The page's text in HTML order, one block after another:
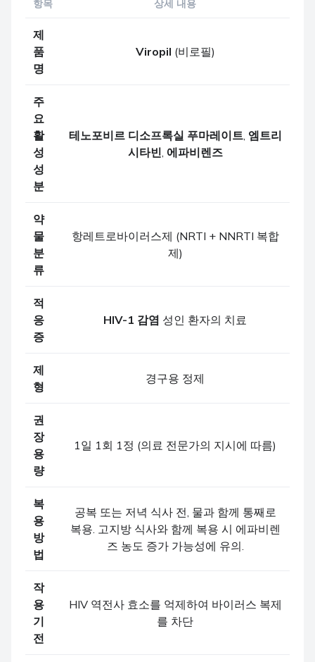
항목 상세 내용
제
품
명
Viropil (비로필)
주
요
활
성
성
분
테노포비르 디소프록실 푸마레이트, 엠트리
시타빈, 에파비렌즈
약
물
분
류
항레트로바이러스제 (NRTI + NNRTI 복합
제)
적
응
증
HIV-1 감염 성인 환자의 치료
제
형
경구용 정제
권
장
용
량
1일 1회 1정 (의료 전문가의 지시에 따름)
복
용
방
법
공복 또는 저녁 식사 전, 물과 함께 통째로
복용. 고지방 식사와 함께 복용 시 에파비렌
즈 농도 증가 가능성에 유의.
작
용
기
전
HIV 역전사 효소를 억제하여 바이러스 복제
를 차단